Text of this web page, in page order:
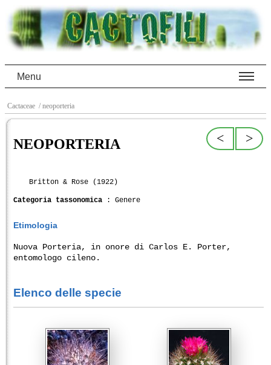
Menu
Cactaceae / neoporteria
>
<
NEOPORTERIA
Britton & Rose (1922)
Categoria tassonomica : Genere
Etimologia
Nuova Porteria, in onore di Carlos E. Porter,
entomologo cileno.
Elenco delle specie